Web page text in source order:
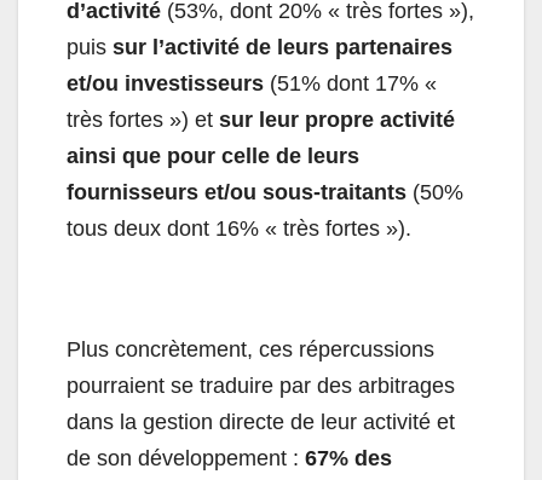
d’activité (53%, dont 20% « très fortes »),
puis sur l’activité de leurs partenaires
et/ou investisseurs (51% dont 17% «
très fortes ») et sur leur propre activité
ainsi que pour celle de leurs
fournisseurs et/ou sous-traitants (50%
tous deux dont 16% « très fortes »).
Plus concrètement, ces répercussions
pourraient se traduire par des arbitrages
dans la gestion directe de leur activité et
de son développement : 67% des